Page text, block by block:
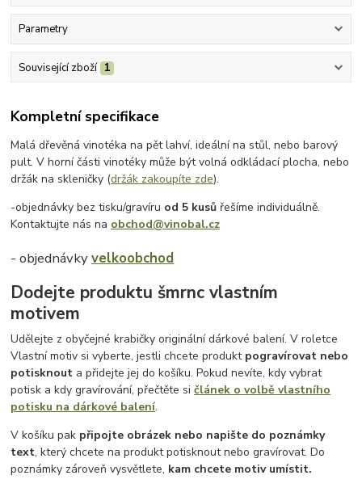
Parametry
Související zboží 1
Kompletní specifikace
Malá dřevěná vinotéka na pět lahví, ideální na stůl, nebo barový
pult. V horní části vinotéky může být volná odkládací plocha, nebo
držák na skleničky (držák zakoupíte zde).
-objednávky bez tisku/gravíru od 5 kusů řešíme individuálně.
Kontaktujte nás na obchod@vinobal.cz
- objednávkyvelkoobchod
Dodejte produktu šmrnc vlastním
motivem
Udělejte z obyčejné krabičky originální dárkové balení. V roletce
Vlastní motiv si vyberte, jestli chcete produkt pogravírovat nebo
potisknout a přidejte jej do košíku. Pokud nevíte, kdy vybrat
potisk a kdy gravírování, přečtěte sičlánek o volbě vlastního
potisku na dárkové balení.
V košíku pak připojte obrázek nebo napište do poznámky
text, který chcete na produkt potisknout nebo gravírovat. Do
poznámky zároveň vysvětlete, kam chcete motiv umístit.